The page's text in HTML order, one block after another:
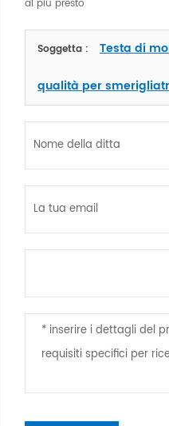
al più presto
Soggetta : Testa di
qualità per